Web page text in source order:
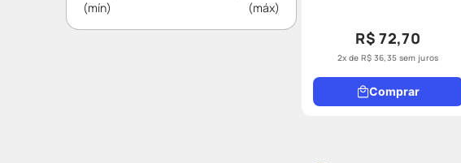
R$ 72,70
2x de R$ 36,35 sem juros
Comprar